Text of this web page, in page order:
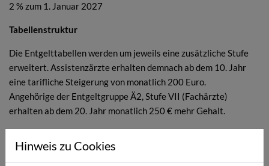
2 % zum 1. Januar 2027
Tabellenstruktur
Die Entgelttabellen werden um jeweils eine zusätzliche Stufe
erweitert. Assistenzärzte erhalten demnach ab dem 10. Jahr
eine tarifliche Steigerung von monatlich 200 Euro.
Angehörige der Entgeltgruppe Ä2, Stufe VII (Fachärzte)
erhalten ab dem 20. Jahr monatlich 250 € mehr Gehalt.
Hinweis zu Cookies